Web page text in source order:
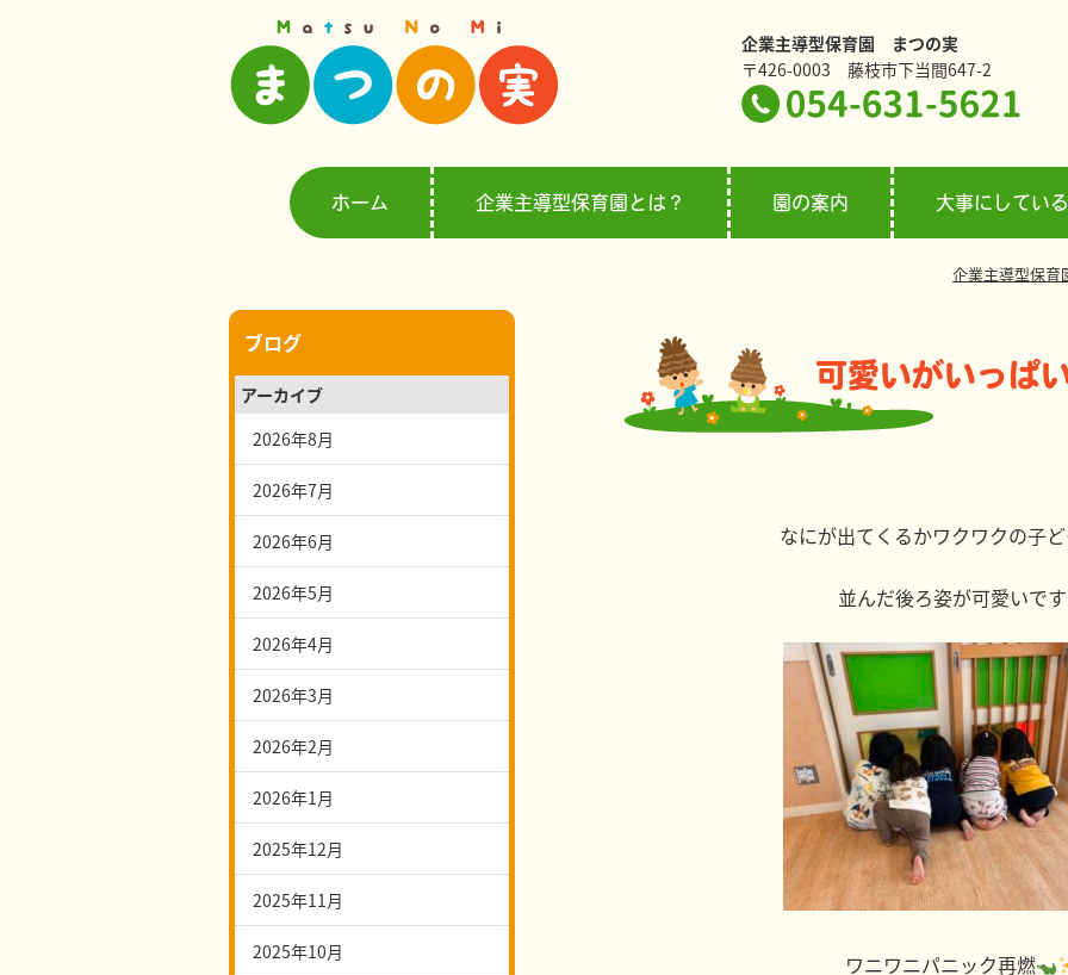
企業主導型保育園 まつの実
〒426-0003 藤枝市下当間647-2
ホーム 企業主導型保育園とは？ 園の案内 大事にしてい
企業主導型保
可愛いがいっぱ
なにが出てくるかワクワクの子
並んだ後ろ姿が可愛いで
ワニワニパニック再燃
ブログ
アーカイブ
2026年8月
2026年7月
2026年6月
2026年5月
2026年4月
2026年3月
2026年2月
2026年1月
2025年12月
2025年11月
2025年10月